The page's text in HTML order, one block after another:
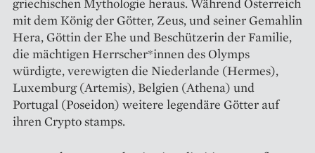
mit dem König der Götter, Zeus, und seiner Gemahlin
Hera, Göttin der Ehe und Beschützerin der Familie,
die mächtigen Herrscher*innen des Olymps
würdigte, verewigten die Niederlande (Hermes),
Luxemburg (Artemis), Belgien (Athena) und
Portugal (Poseidon) weitere legendäre Götter auf
ihren Crypto stamps.